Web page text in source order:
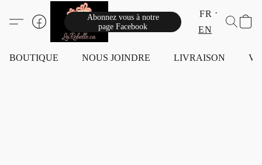
Abonnez vous à notre
page Facebook
FR
EN
BOUTIQUE NOUS JOINDRE LIVRAISON